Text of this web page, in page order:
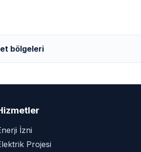
bölgeleri
İzni
Projesi